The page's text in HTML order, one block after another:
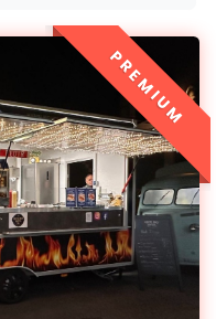
PREMIUM